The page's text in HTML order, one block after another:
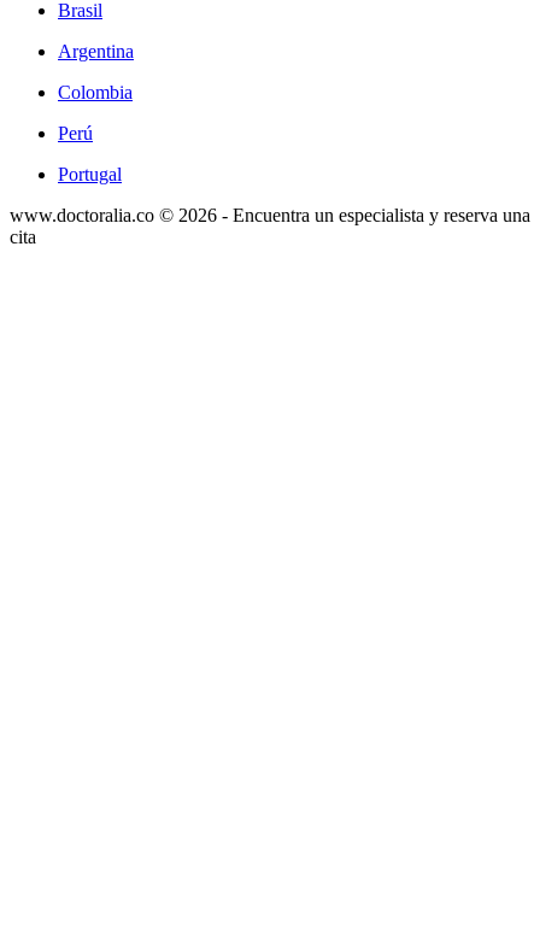
Brasil
Argentina
Colombia
Perú
Portugal
www.doctoralia.co © 2026 - Encuentra un especialista y reserva una
cita